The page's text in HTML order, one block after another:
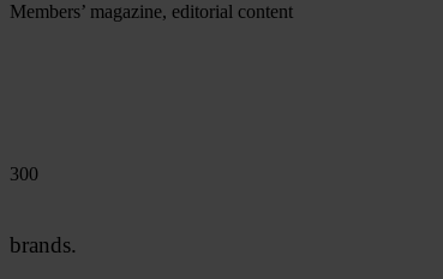
Members’ magazine, editorial content
300
brands.